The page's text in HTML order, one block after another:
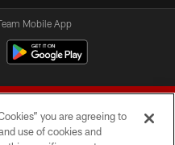
Mobile App
you are agreeing to
use of cookies and